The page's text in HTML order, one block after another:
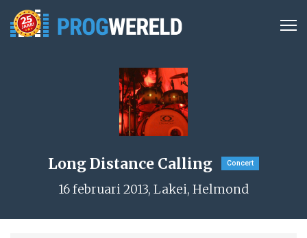
Long Distance Calling Concert
16 februari 2013, Lakei, Helmond